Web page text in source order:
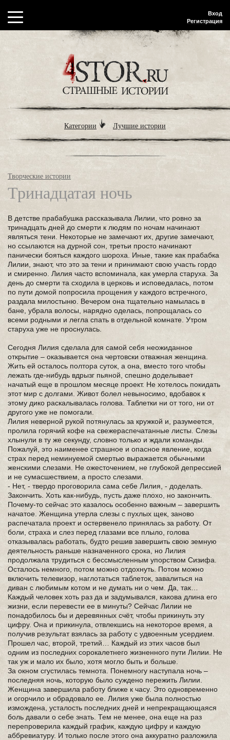
Вход
Регистрация
Категории Лучшие истории
Творческие истории
Тринадцатая ночь
В детстве прабабушка рассказывала Лилии, что ровно за
тринадцать дней до смерти к людям по ночам начинают
являться тени. Некоторые не замечают их, другие замечают,
но ссылаются на дурной сон, третьи просто начинают
панически бояться каждого шороха. Иные, такие как прабабка
Лилии, знают, что это за тени и принимают свою участь гордо
и смиренно. Лилия часто вспоминала, как умерла старуха. За
день до смерти та сходила в церковь и исповедалась, потом
по пути домой попросила прощения у каждого встречного,
раздала милостыню. Вечером она тщательно намылась в
бане, убрала волосы, нарядно оделась, попрощалась со
всеми родными и легла спать в отдельной комнате. Утром
старуха уже не проснулась.
Сегодня Лилия сделала для самой себя неожиданное
открытие – оказывается она чертовски отважная женщина.
Жить ей осталось полтора суток, а она, вместо того чтобы
лежать где-нибудь вдрызг пьяной, спешно доделывает
начатый еще в прошлом месяце проект. Не хотелось покидать
этот мир с долгами. Живот болел невыносимо, вдобавок к
этому дико раскалывалась голова. Таблетки ни от того, ни от
другого уже не помогали.
Лилия неверной рукой потянулась за кружкой и, разумеется,
пролила горячий кофе на свежераспечатанные листы. Слезы
хлынули в ту же секунду, словно только и ждали команды.
Пожалуй, это наименее страшное и опасное явление, когда
страх перед неминуемой смертью выражается обычными
женскими слезами. Не ожесточением, не глубокой депрессией
и не сумасшествием, а просто слезами.
- Нет, - твердо проговорила сама себе Лилия, - доделать.
Закончить. Хоть как-нибудь, пусть даже плохо, но закончить.
Почему-то сейчас это казалось особенно важным – завершить
начатое. Женщина утерла слезы с пухлых щек, заново
распечатала проект и остервенело принялась за работу. От
боли, страха и слез перед глазами все плыло, голова
отказывалась работать, будто решив завершить свою земную
деятельность раньше назначенного срока, но Лилия
продолжала трудиться с бессмысленным упорством Сизифа.
Осталось немного, потом можно отдохнуть. Потом можно
включить телевизор, наглотаться таблеток, завалиться на
диван с любимым котом и не думать ни о чем. Да, так…
Каждый человек хоть раз да и задумывался, какова длина его
жизни, если перевести ее в минуты? Сейчас Лилии не
понадобилось бы и деревянных счёт, чтобы прикинуть эту
цифру. Она и прикинула, отвлекшись на некоторое время, а
получив результат взялась за работу с удвоенным усердием.
Прошел час, второй, третий… Каждый из этих часов был
одним из последних сорокалетнего жизненного пути Лилии. Не
так уж и мало их было, хотя могло быть и больше.
За окном сгустилась темнота. Понемногу наступала ночь –
последняя ночь, которую было суждено пережить Лилии.
Женщина завершила работу ближе к часу. Это одновременно
и огорчило и обрадовало ее. Лилия уже была полностью
измождена, усталость последних дней и непрекращающаяся
боль давали о себе знать. Тем не менее, она еще на раз
перепроверила каждый график, каждую цифру и каждую
аббревиатуру. И только после этого она аккуратно разложила